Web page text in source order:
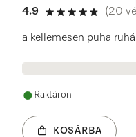
4.9
4.9 / 5
(20
a kellemesen puha
Raktáron
KOSÁRBA